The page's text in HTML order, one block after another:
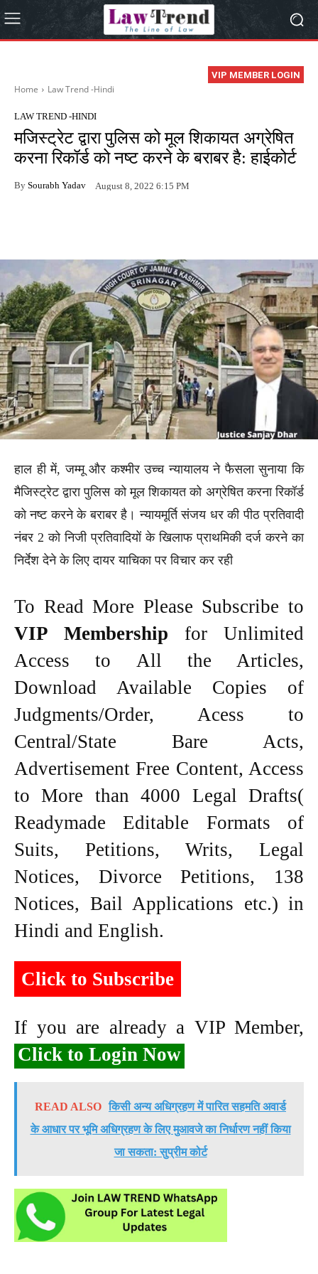
VIP MEMBER LOGIN
Home Law Trend -Hindi
LAW TREND -HINDI
मजिस्ट्रेट द्वारा पुलिस को मूल शिकायत अग्रेषित
करना रिकॉर्ड को नष्ट करने के बराबर है: हाईकोर्ट
By Sourabh Yadav August 8, 2022 6:15 PM
हाल ही में, जम्मू और कश्मीर उच्च न्यायालय ने फैसला सुनाया कि
मैजिस्ट्रेट द्वारा पुलिस को मूल शिकायत को अग्रेषित करना रिकॉर्ड
को नष्ट करने के बराबर है। न्यायमूर्ति संजय धर की पीठ प्रतिवादी
नंबर 2 को निजी प्रतिवादियों के खिलाफ प्राथमिकी दर्ज करने का
निर्देश देने के लिए दायर याचिका पर विचार कर रही
To Read More Please Subscribe to
VIP Membership for Unlimited
Access to All the Articles,
Download Available Copies of
Judgments/Order, Acess to
Central/State Bare Acts,
Advertisement Free Content, Access
to More than 4000 Legal Drafts(
Readymade Editable Formats of
Suits, Petitions, Writs, Legal
Notices, Divorce Petitions, 138
Notices, Bail Applications etc.) in
Hindi and English.
Click to Subscribe
If you are already a VIP Member,
Click to Login Now
READ ALSO किसी अन्य अधिग्रहण में पारित सहमति अवार्ड
के आधार पर भूमि अधिग्रहण के लिए मुआवजे का निर्धारण नहीं किया
जा सकता: सुप्रीम कोर्ट